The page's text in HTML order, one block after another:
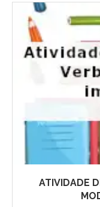
ATIVIDADE